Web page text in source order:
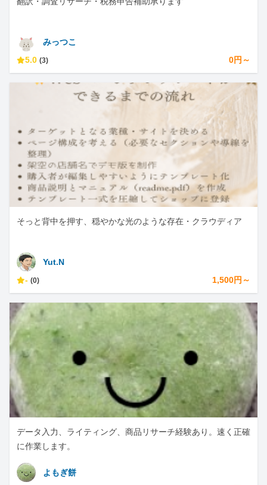
みっつこ
5.0 (3) 0円～
そっと背中を押す、穏やかな光のような存在・クラウディア
Yut.N
- (0) 1,500円～
データ入力、ライティング、商品リサーチ経験あり。速く正確
に作業します。
よもぎ餅